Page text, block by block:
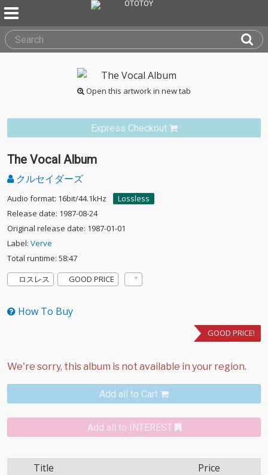
Open this artwork in new tab
Express Checkout
The Vocal Album
クルセイダーズ
Audio format: 16bit/44.1kHz
Lossless
Release date: 1987-08-24
Original release date: 1987-01-01
Label: Verve
Total runtime: 58:47
ロスレス
GOOD PRICE
How To Buy
GOOD PRICE!
Add all to Cart
Add all to INTEREST
Title Price